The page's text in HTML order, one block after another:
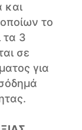
και
το
τα 3
σε
για